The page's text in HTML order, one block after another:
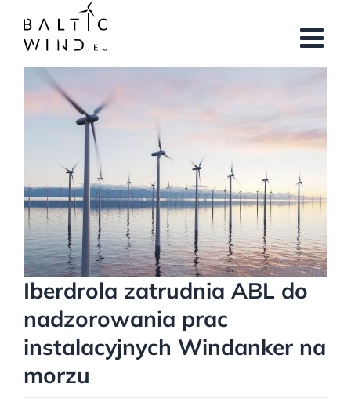
zawartości
Pokaż
większy
Iberdrola zatrudnia ABL do
nadzorowania prac
instalacyjnych Windanker na
morzu